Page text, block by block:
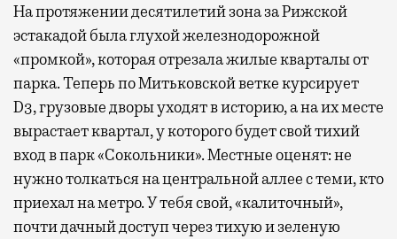
На протяжении десятилетий зона за Рижской
эстакадой была глухой железнодорожной
«промкой», которая отрезала жилые кварталы от
парка. Теперь по Митьковской ветке курсирует
D3, грузовые дворы уходят в историю, а на их месте
вырастает квартал, у которого будет свой тихий
вход в парк «Сокольники». Местные оценят: не
нужно толкаться на центральной аллее с теми, кто
приехал на метро. У тебя свой, «калиточный»,
почти дачный доступ через тихую и зеленую